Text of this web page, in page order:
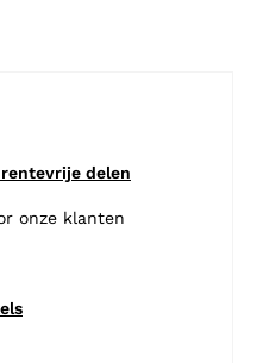
delen
onze klanten